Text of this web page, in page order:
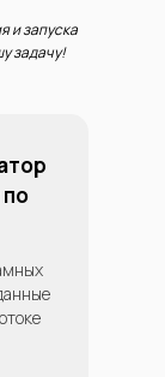
и запуска
задачу!